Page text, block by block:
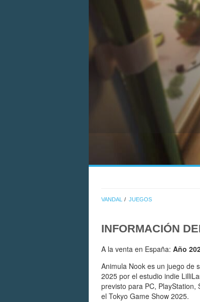
VANDAL JUEGOS
INFORMACIÓN
A la venta en España: Año
Animula Nook es un juego de
2025 por el estudio indie
previsto para PC,
el Tokyo Game Show 2025.